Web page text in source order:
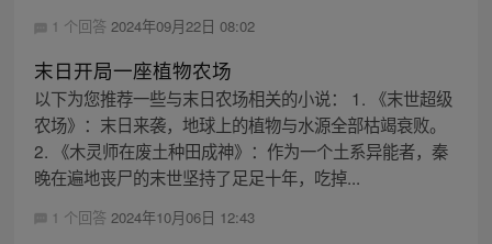
1 个回答 2024年09月22日 08:02
末日开局一座植物农场
以下为您推荐一些与末日农场相关的小说： 1. 《末世超级
农场》：末日来袭，地球上的植物与水源全部枯竭衰败。
2. 《木灵师在废土种田成神》：作为一个土系异能者，秦
晚在遍地丧尸的末世坚持了足足十年，吃掉...
1 个回答 2024年10月06日 12:43